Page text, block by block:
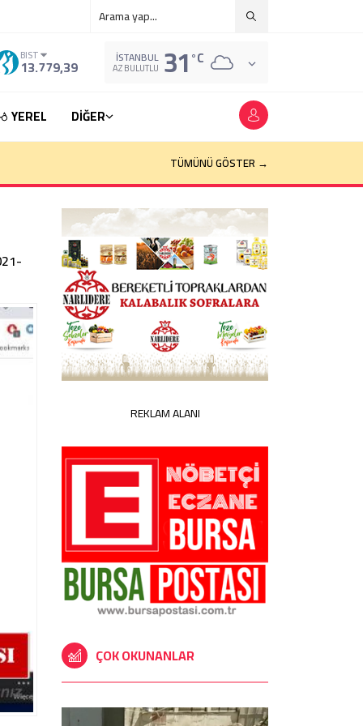
BIST
13.779,39 İSTANBUL
AZ BULUTLU 31°C
YEREL DİĞER
TÜMÜNÜ GÖSTER →
REKLAM ALANI
ÇOK OKUNANLAR